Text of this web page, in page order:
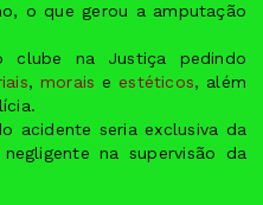
o que gerou a amputação
na Justiça pedindo
, morais eestéticos, além
acidente seria exclusiva da
na supervisão da